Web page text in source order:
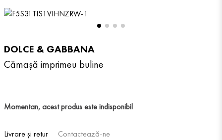
DOLCE & GABBANA
Cămașă imprimeu buline
Momentan, acest produs este indisponibil
Livrare și retur Contactează-ne